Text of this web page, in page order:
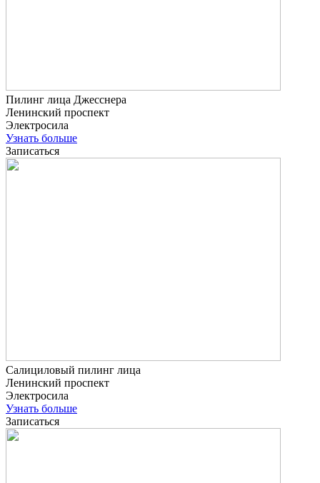
Пилинг лица Джесснера
Ленинский проспект
Электросила
Узнать больше
Записаться
Салициловый пилинг лица
Ленинский проспект
Электросила
Узнать больше
Записаться